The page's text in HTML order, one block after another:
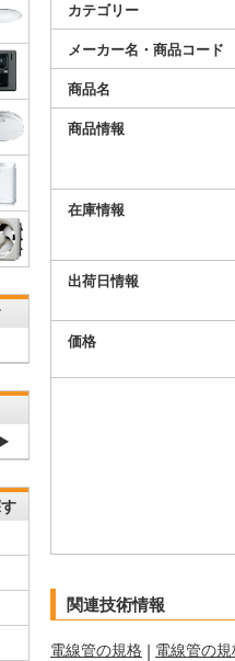
カテゴリー
メーカー名・商品コード
商品名
商品情報
在庫情報
出荷日情報
価格
関連技術情報
電線管の規格 | 電線管の規